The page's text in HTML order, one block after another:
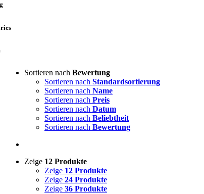
Sortieren nach Bewertung
Sortieren nach Standardsortierung
Sortieren nach Name
Sortieren nach Preis
Sortieren nach Datum
Sortieren nach Beliebtheit
Sortieren nach Bewertung
Zeige 12 Produkte
Zeige 12 Produkte
Zeige 24 Produkte
Zeige 36 Produkte